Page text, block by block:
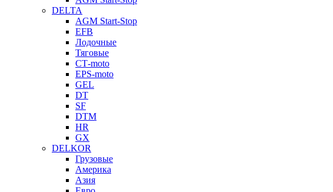
DELTA
AGM Start-Stop
EFB
Лодочные
Тяговые
СТ-moto
EPS-moto
GEL
DT
SF
DTM
HR
GX
DELKOR
Грузовые
Америка
Азия